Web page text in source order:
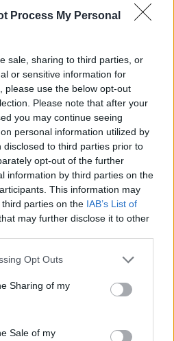
Process My Personal
sale, sharing to third parties, or
or sensitive information for
please use the below opt-out
Please note that after your
you may continue seeing
personal information utilized by
to third parties prior to
opt-out of the further
information by third parties on the
This information may
parties on the IAB’s List of
may further disclose it to other
Opt Outs
Sharing of my
Sale of my